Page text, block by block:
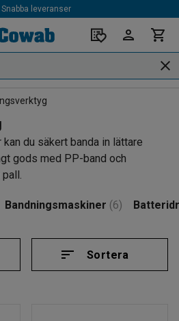
Snabba leveranser
du säkert banda in lättare
gods med PP-band och
Bandningsmaskiner (6)
Sortera